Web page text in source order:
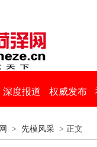
深度报道 权威发布
> 先模风采 > 正文